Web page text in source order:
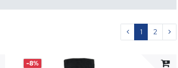
1 2
-8%